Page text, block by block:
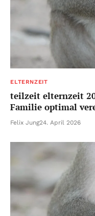
ELTERNZEIT
teilzeit elternzeit
Familie optimal
Felix Jung24. April 2026